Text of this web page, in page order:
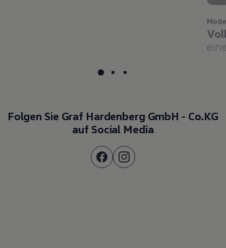
Folgen Sie Graf Hardenberg GmbH - Co.KG
auf Social Media